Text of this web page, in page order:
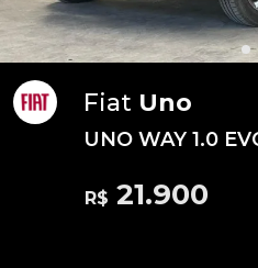
Fiat Uno
UNO WAY 1.0
R$ 21.900